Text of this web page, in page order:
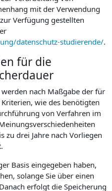
mit der Verwendung
Verfügung gestellten
datenschutz-studierende/.
für die
nach Maßgabe der für
wie des benötigten
von Verfahren im
zu drei Jahre nach Vorliegen
Basis eingegeben haben,
solange Sie über einen
erfolgt die Speicherung